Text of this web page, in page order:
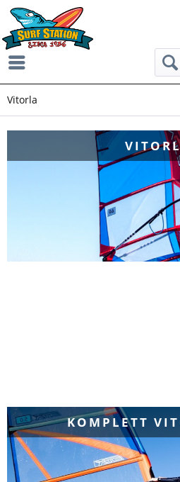
Vitorla
KOMPLETT